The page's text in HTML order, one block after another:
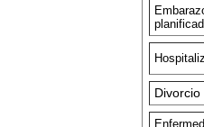
Divorcio